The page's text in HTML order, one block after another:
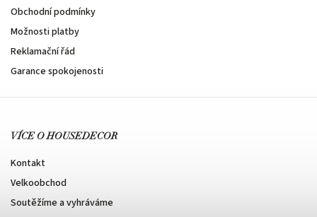
Obchodní podmínky
Možnosti platby
Reklamační řád
Garance spokojenosti
VÍCE O HOUSEDECOR
Kontakt
Velkoobchod
Soutěžíme a vyhráváme